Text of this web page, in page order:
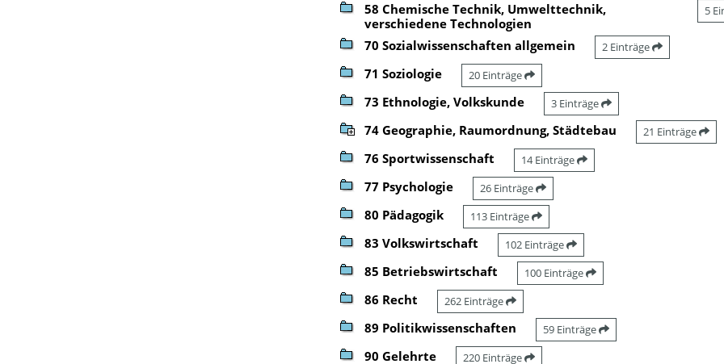
58 Chemische Technik, Umwelttechnik,
verschiedene Technologien
5
70 Sozialwissenschaften allgemein 2 Einträge
71 Soziologie 20 Einträge
73 Ethnologie, Volkskunde 3 Einträge
74 Geographie, Raumordnung, Städtebau 21 Einträge
76 Sportwissenschaft 14 Einträge
77 Psychologie 26 Einträge
80 Pädagogik 113 Einträge
83 Volkswirtschaft 102 Einträge
85 Betriebswirtschaft 100 Einträge
86 Recht 262 Einträge
89 Politikwissenschaften 59 Einträge
90 Gelehrte 220 Einträge